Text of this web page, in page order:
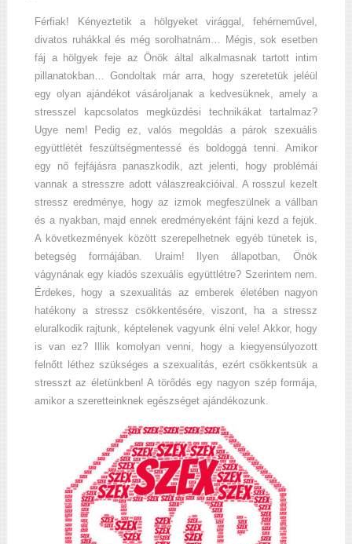
Férfiak! Kényeztetik a hölgyeket virággal, fehérneművel,
divatos ruhákkal és még sorolhatnám… Mégis, sok esetben
fáj a hölgyek feje az Önök által alkalmasnak tartott intim
pillanatokban… Gondoltak már arra, hogy szeretetük jeléül
egy olyan ajándékot vásároljanak a kedvesüknek, amely a
stresszel kapcsolatos megküzdési technikákat tartalmaz?
Ugye nem! Pedig ez, valós megoldás a párok szexuális
együttlétét feszültségmentessé és boldoggá tenni. Amikor
egy nő fejfájásra panaszkodik, azt jelenti, hogy problémái
vannak a stresszre adott válaszreakcióival. A rosszul kezelt
stressz eredménye, hogy az izmok megfeszülnek a vállban
és a nyakban, majd ennek eredményeként fájni kezd a fejük.
A következmények között szerepelhetnek egyéb tünetek is,
betegség formájában. Uraim! Ilyen állapotban, Önök
vágynának egy kiadós szexuális együttlétre? Szerintem nem.
Érdekes, hogy a szexualitás az emberek életében nagyon
hatékony a stressz csökkentésére, viszont, ha a stressz
eluralkodik rajtunk, képtelenek vagyunk élni vele! Akkor, hogy
is van ez? Illik komolyan venni, hogy a kiegyensúlyozott
felnőtt léthez szükséges a szexualitás, ezért csökkentsük a
stresszt az életünkben! A törődés egy nagyon szép formája,
amikor a szeretteinknek egészséget ajándékozunk.